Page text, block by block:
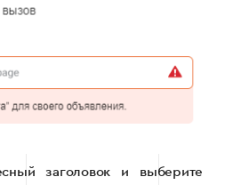
заголовок и выберите